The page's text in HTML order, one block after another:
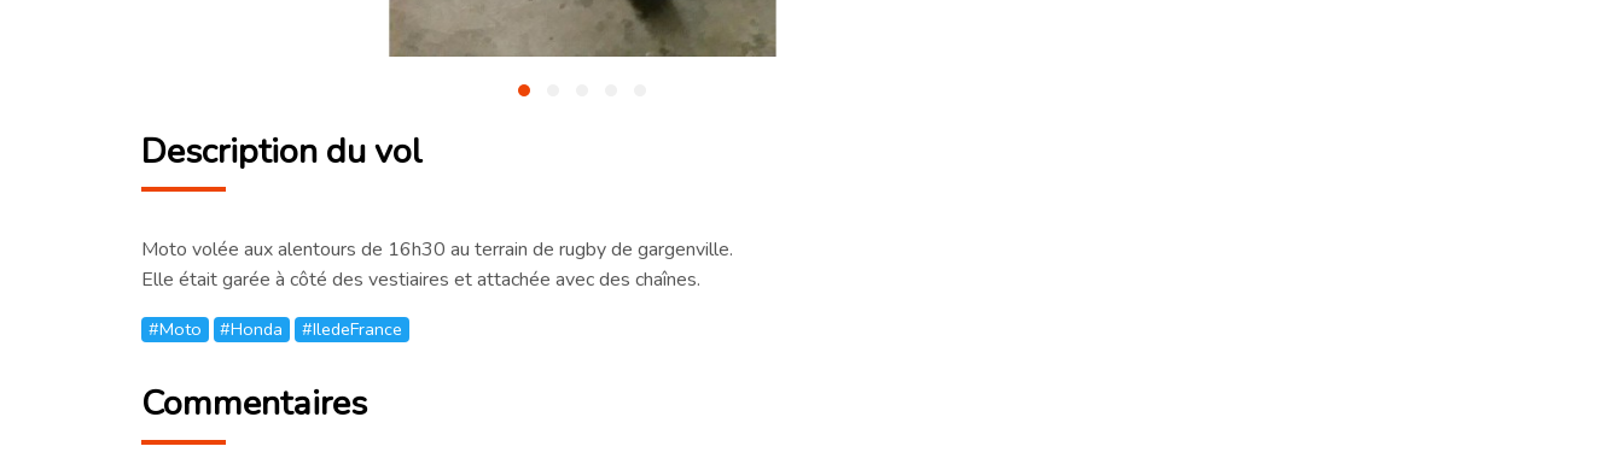
Description du vol
Moto volée aux alentours de 16h30 au terrain de rugby de gargenville.
Elle était garée à côté des vestiaires et attachée avec des chaînes.
#Moto #Honda #IledeFrance
Commentaires